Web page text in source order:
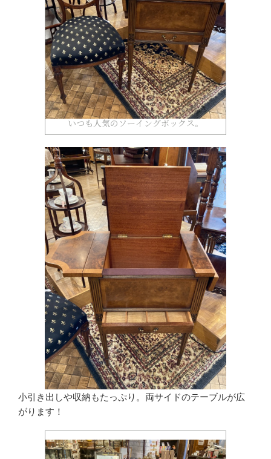
いつも人気のソーイングボックス。
小引き出しや収納もたっぷり。両サイドのテーブルが広
がります！